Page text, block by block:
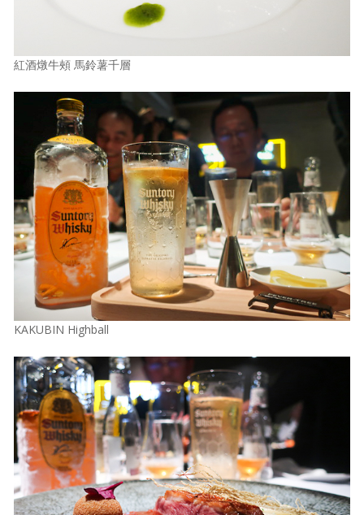
紅酒燉牛頰 馬鈴薯千層
KAKUBIN Highball